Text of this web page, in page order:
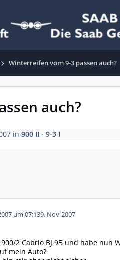
Winterreifen vom 9-3 passen auch?
auch?
in 900 II - 9-3 I
um 07:139. Nov 2007
2 Cabrio BJ 95 und habe nun
mein Auto?